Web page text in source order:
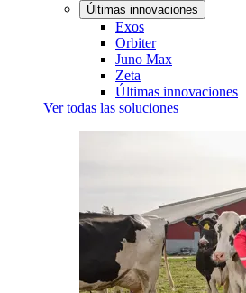
Últimas innovaciones
Exos
Orbiter
Juno Max
Zeta
Últimas innovaciones
Ver todas las soluciones